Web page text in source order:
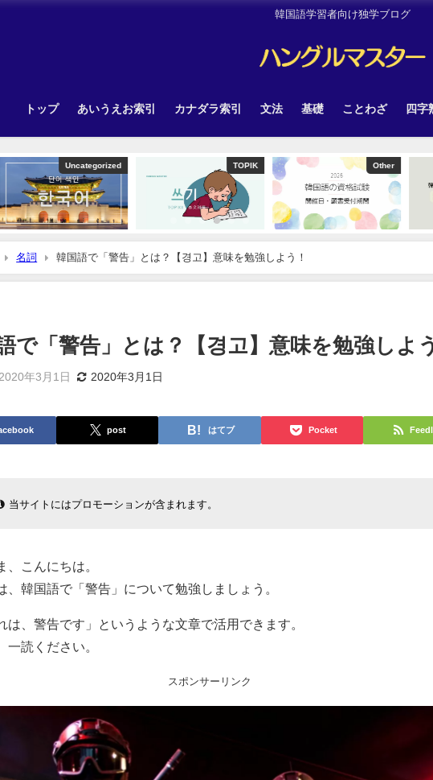
韓国語学習者向け独学ブログ
トップ あいうえお索引 カナダラ索引 文法 基礎 ことわざ 四字
Uncategorized
名詞 韓国語で「警告」とは？【경고】意味を勉強しよう！
で「警告」とは？【경고】意味を勉強しよ
2020年3月1日 2020年3月1日
post はてブ Pocket
当サイトにはプロモーションが含まれます。
、こんにちは。
、韓国語で「警告」について勉強しましょう。
は、警告です」というような文章で活用できます。
一読ください。
スポンサーリンク